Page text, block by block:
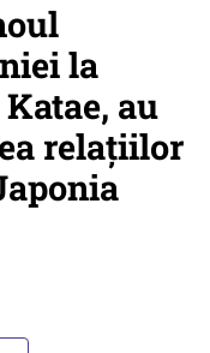
la
au
relațiilor